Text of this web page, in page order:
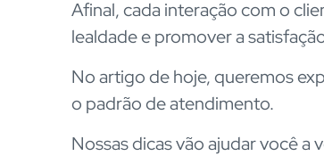
Afinal, cada interação com o
lealdade e promover a
No artigo de hoje, queremos
o padrão de atendimento.
Nossas dicas vão ajudar você a